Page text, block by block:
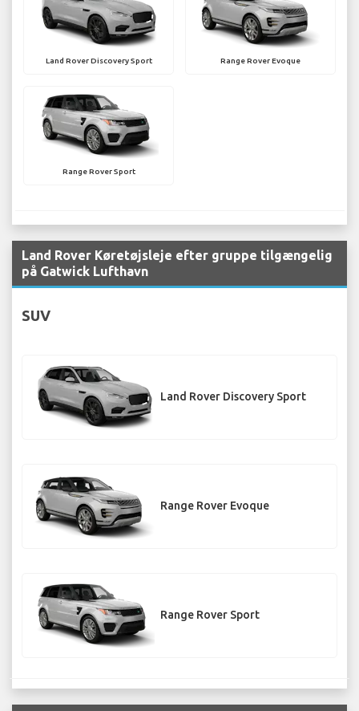
Land Rover Discovery Sport Range Rover Evoque
Range Rover Sport
Land Rover Køretøjsleje efter gruppe tilgængelig
på Gatwick Lufthavn
SUV
Land Rover Discovery Sport
Range Rover Evoque
Range Rover Sport